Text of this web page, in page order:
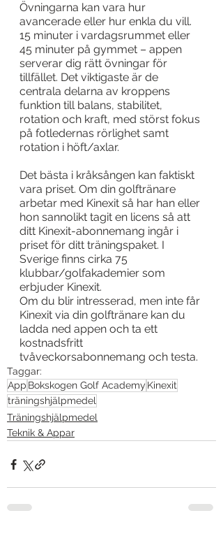
Övningarna kan vara hur
avancerade eller hur enkla du vill.
15 minuter i vardagsrummet eller
45 minuter på gymmet – appen
serverar dig rätt övningar för
tillfället. Det viktigaste är de
centrala delarna av kroppens
funktion till balans, stabilitet,
rotation och kraft, med störst fokus
på fotledernas rörlighet samt
rotation i höft/axlar.
Det bästa i kråksången kan faktiskt
vara priset. Om din golftränare
arbetar med Kinexit så har han eller
hon sannolikt tagit en licens så att
ditt Kinexit-abonnemang ingår i
priset för ditt träningspaket. I
Sverige finns cirka 75
klubbar/golfakademier som
erbjuder Kinexit.
Om du blir intresserad, men inte får
Kinexit via din golftränare kan du
ladda ned appen och ta ett
kostnadsfritt
tvåveckorsabonnemang och testa.
Taggar:
App Bokskogen Golf Academy Kinexit
träningshjälpmedel
Träningshjälpmedel
Teknik & Appar